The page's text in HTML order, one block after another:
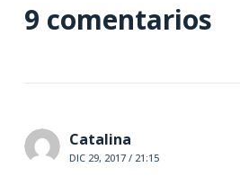
9 comentarios
Catalina
DIC 29, 2017 / 21:15